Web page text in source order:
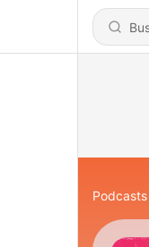
Podcasts